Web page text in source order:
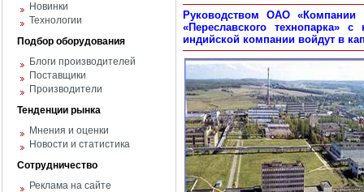
Новинки
Технологии
Подбор оборудования
Блоги производителей
Поставщики
Производители
Тенденции рынка
Мнения и оценки
Новости и статистика
Сотрудничество
Реклама на сайте
Руководством ОАО
«Переславского технопарка»
индийской компании войдут в